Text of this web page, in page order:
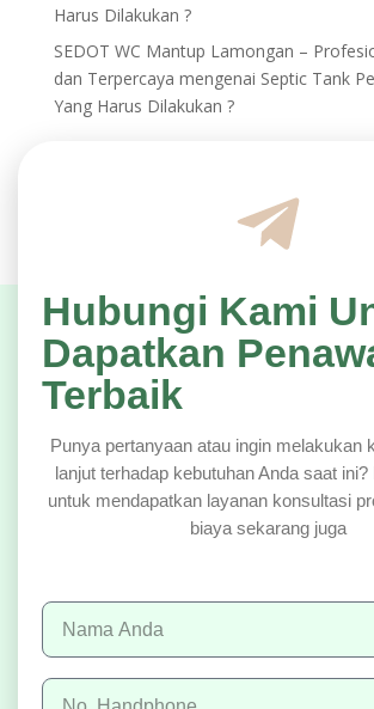
Harus Dilakukan ?
SEDOT WC Mantup Lamongan –
dan Terpercaya mengenai Septic Tank
Yang Harus Dilakukan ?
Hubungi Kami
Dapatkan
Terbaik
Punya pertanyaan atau ingin melakukan
lanjut terhadap kebutuhan Anda saat
untuk mendapatkan layanan konsultasi
biaya sekarang juga